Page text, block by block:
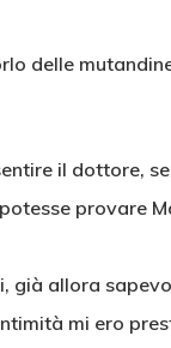
delle
il dottore,
provare
già allora
mi ero